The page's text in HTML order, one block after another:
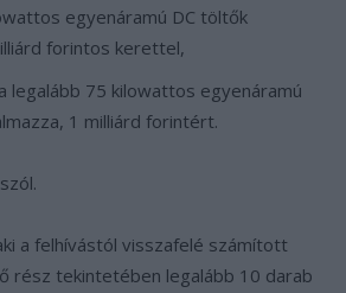
egyenáramú DC töltők
forintos kerettel,
legalább 75 kilowattos egyenáramú
1 milliárd forintért.
a felhívástól visszafelé számított
rész tekintetében legalább 10 darab